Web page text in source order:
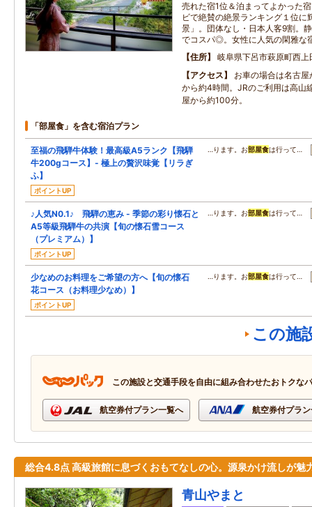
売れた宿1位＆泊まってよかった
ビで絶賛の絶景ランキング１位に
景」。団体なし・日本人客9割。
でコスパ◎。女性に人気の閑雅な
住所
岐阜県下呂市萩原町西
アクセス
お車の場合は名古
から約4時間。JRのご利用は高山
屋から約100分。
「部屋食」を含む宿泊プラン
至福の飛騨牛体験！最高級A5ランク【飛騨
牛200gコース】- 極上の贅沢味覚【リラぎ
ふ】
ポイントUP
…ります。お部屋食は行って…
♪人気N0.1♪ 飛騨の恵み - 季節の彩り懐石と
A5等級飛騨牛の共演【旬の懐石雪コース
（プレミアム）】
ポイントUP
…ります。お部屋食は行って…
少なめのお料理をご希望の方へ【旬の懐石
花コース（お料理少なめ）】
ポイントUP
…ります。お部屋食は行って…
この施
この施設と交通手段を自由に組み合わせたおトクな
航空券付プラン一覧へ 航空券付プラ
総合4.8点 高級旅館に息づくおもてなしの心。源泉かけ流しが魅
青山やまと